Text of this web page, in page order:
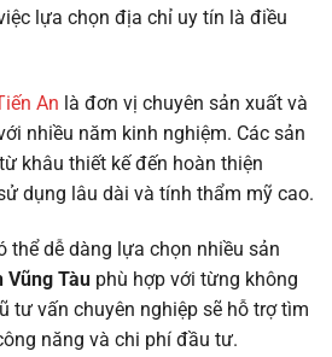
lựa chọn địa chỉ uy tín là điều
An là đơn vị chuyên sản xuất và
nhiều năm kinh nghiệm. Các sản
khâu thiết kế đến hoàn thiện
dụng lâu dài và tính thẩm mỹ cao.
thể dễ dàng lựa chọn nhiều sản
Vũng Tàu phù hợp với từng không
tư vấn chuyên nghiệp sẽ hỗ trợ tìm
năng và chi phí đầu tư.